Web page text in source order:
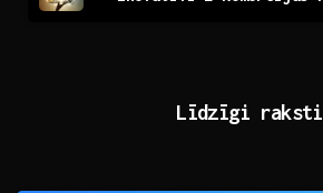
Līdzīgi raksti